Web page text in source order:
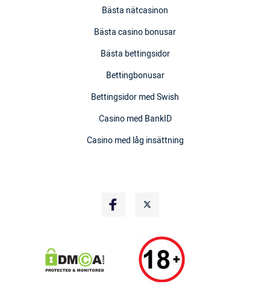
Bästa nätcasinon
Bästa casino bonusar
Bästa bettingsidor
Bettingbonusar
Bettingsidor med Swish
Casino med BankID
Casino med låg insättning